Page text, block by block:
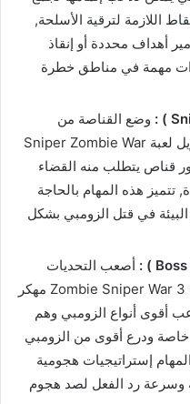
اللازمة لترقية الأسلحة,
أهداف محددة أو إنقاذ
مهمة في مناطق خطرة
وضع القناصة من
الأوضاع الصعبة والرائعة بعد تنزيل لعبة Sniper Zombie War
قناص يتطلب منه القضاء
هذه المهام بالحاجة
في قتل الزومبي بشكل
أصعب التحديات
الموجودة في لعبة Zombie Sniper War 3 FPS Game مهكر
أقوى أنواع الزومبي وهم
خاصة ودرع أقوى من الزومبي
إستراتيجيات هجومية
وسرعة رد الفعل لصد هجوم